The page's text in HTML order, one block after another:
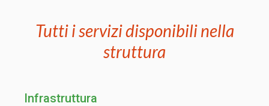
Tutti i servizi disponibili nella
struttura
Infrastruttura